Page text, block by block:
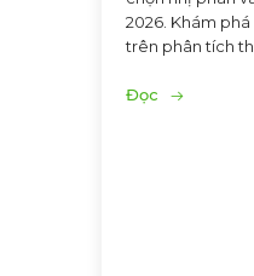
2026. Khám
trên phân tích
Đọc